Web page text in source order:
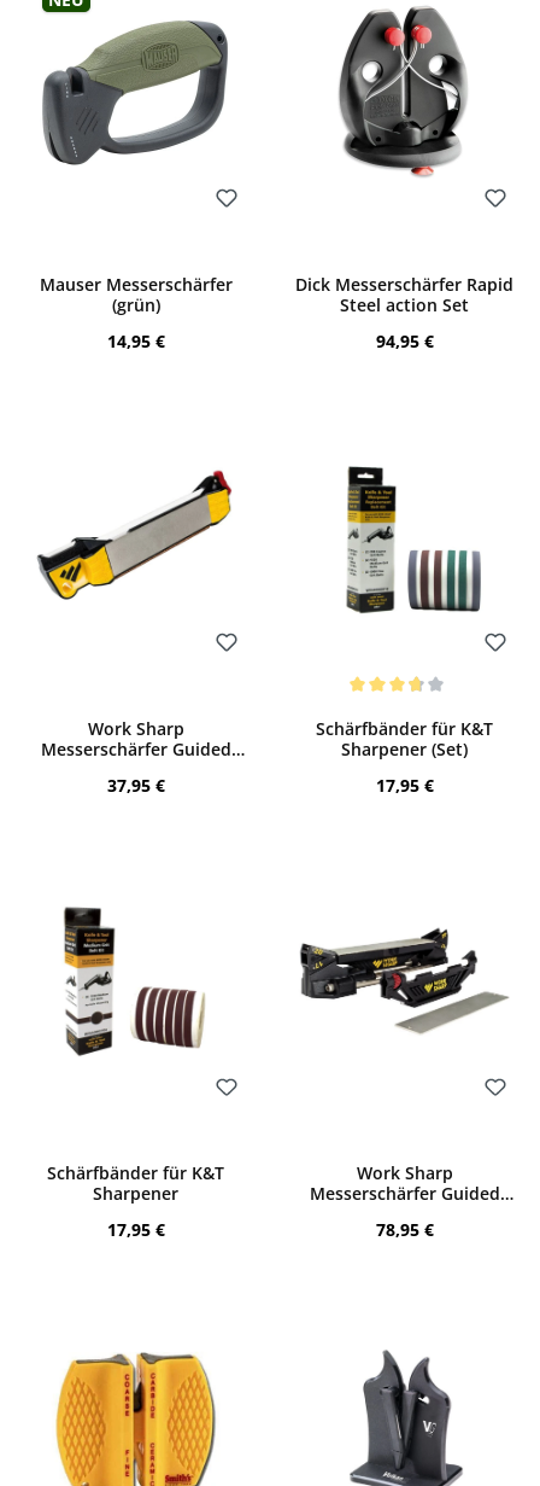
Mauser Messerschärfer
(grün)
Regulärer Preis:
14,95 €
Dick Messerschärfer Rapid
Steel action Set
Regulärer Preis:
94,95 €
Work Sharp
Messerschärfer Guided
Regulärer Preis:
37,95 €
Bewerten
Schärfbänder für K&T
Sharpener (Set)
Regulärer Preis:
17,95 €
Schärfbänder für K&T
Sharpener
Regulärer Preis:
17,95 €
Work Sharp
Messerschärfer Guided
Regulärer Preis:
78,95 €